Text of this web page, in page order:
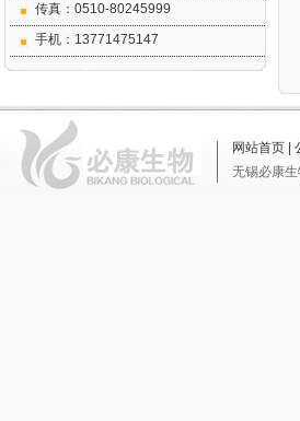
传真：0510-80245999
手机：13771475147
网站首页|
无锡必康